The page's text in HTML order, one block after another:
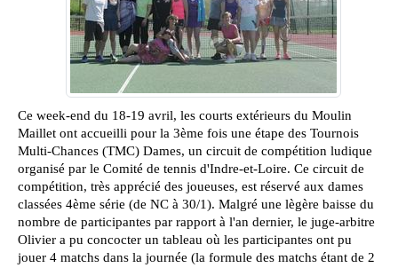
Ce week-end du 18-19 avril, les courts extérieurs du Moulin
Maillet ont accueilli pour la 3ème fois une étape des Tournois
Multi-Chances (TMC) Dames, un circuit de compétition ludique
organisé par le Comité de tennis d'Indre-et-Loire. Ce circuit de
compétition, très apprécié des joueuses, est réservé aux dames
classées 4ème série (de NC à 30/1). Malgré une lègère baisse du
nombre de participantes par rapport à l'an dernier, le juge-arbitre
Olivier a pu concocter un tableau où les participantes ont pu
jouer 4 matchs dans la journée (la formule des matchs étant de 2